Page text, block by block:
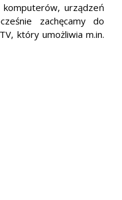
urządzeń
zachęcamy do
który umożliwia m.in.